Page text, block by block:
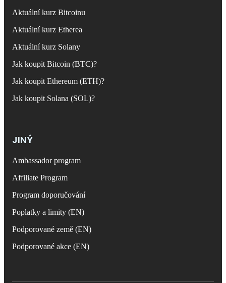
Aktuální kurz Bitcoinu
Aktuální kurz Etherea
Aktuální kurz Solany
Jak koupit Bitcoin (BTC)?
Jak koupit Ethereum (ETH)?
Jak koupit Solana (SOL)?
JINÝ
Ambassador program
Affiliate Program
Program doporučování
Poplatky a limity (EN)
Podporované země (EN)
Podporované akce (EN)